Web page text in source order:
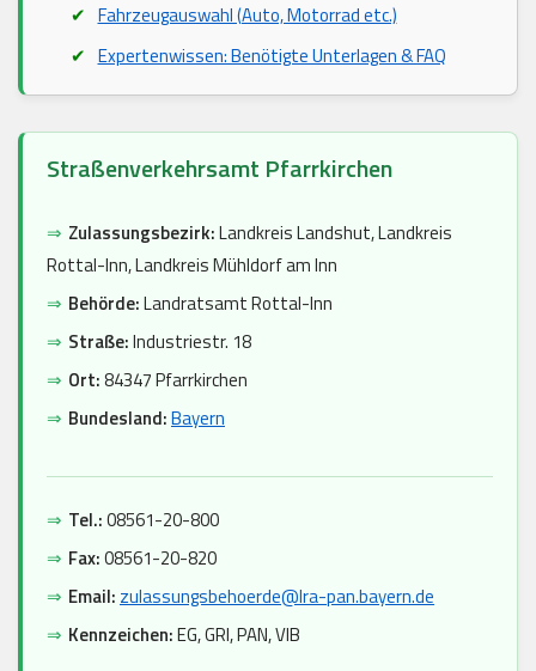
Fahrzeugauswahl (Auto, Motorrad etc.)
Expertenwissen: Benötigte Unterlagen & FAQ
Straßenverkehrsamt Pfarrkirchen
⇒ Zulassungsbezirk:Landkreis Landshut, Landkreis
Rottal-Inn, Landkreis Mühldorf am Inn
⇒ Behörde:Landratsamt Rottal-Inn
⇒ Straße:Industriestr. 18
⇒ Ort:84347 Pfarrkirchen
⇒ Bundesland:Bayern
⇒ Tel.:08561-20-800
⇒ Fax:08561-20-820
⇒ Email: zulassungsbehoerde@lra-pan.bayern.de
⇒ Kennzeichen:EG, GRI, PAN, VIB